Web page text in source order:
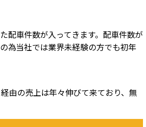
配車件数が入ってきます。配車件数が
為当社では業界未経験の方でも初年
由の売上は年々伸びて来ており、無